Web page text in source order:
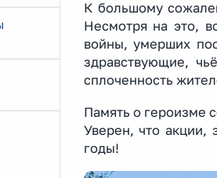
К большому
Несмотря на это,
войны, умерших
здравствующие,
сплоченность
Память о героизме
Уверен, что акции,
годы!